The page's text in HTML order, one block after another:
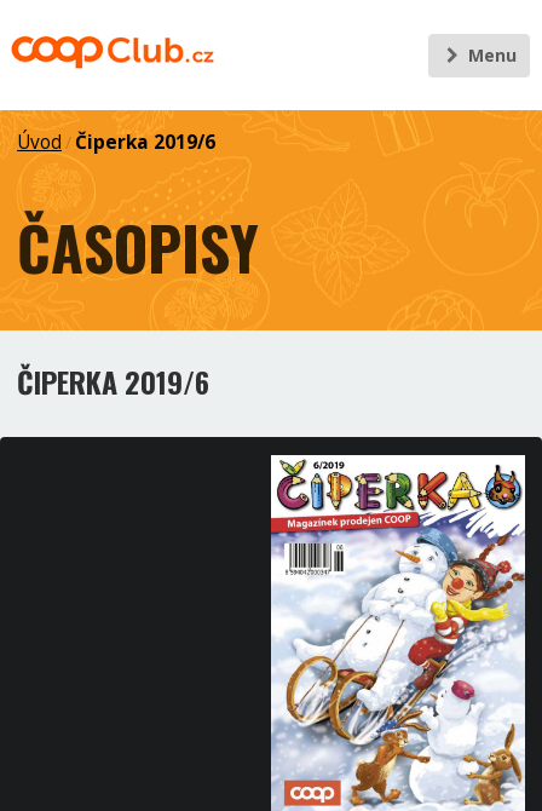
Menu
Úvod / Čiperka 2019/6
ČASOPISY
ČIPERKA 2019/6